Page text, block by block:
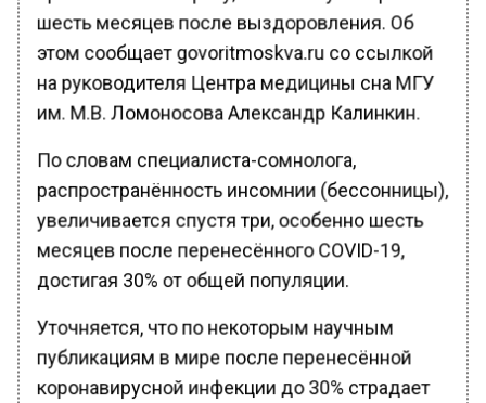
шесть месяцев после выздоровления. Об
этом сообщает govoritmoskva.ru со ссылкой
на руководителя Центра медицины сна МГУ
им. М.В. Ломоносова Александр Калинкин.
По словам специалиста-сомнолога,
распространённость инсомнии (бессонницы),
увеличивается спустя три, особенно шесть
месяцев после перенесённого COVID-19,
достигая 30% от общей популяции.
Уточняется, что по некоторым научным
публикациям в мире после перенесённой
коронавирусной инфекции до 30% страдает